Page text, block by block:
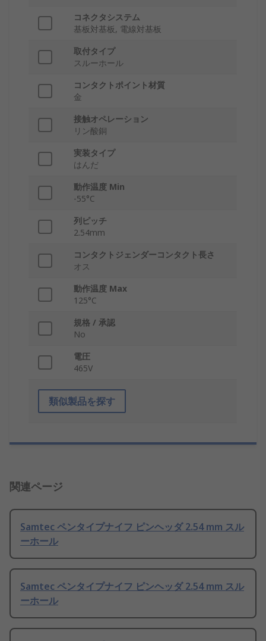
コネクタシステム
基板対基板, 電線対基板
取付タイプ
スルーホール
コンタクトポイント材質
金
接触オペレーション
リン酸銅
実装タイプ
はんだ
動作温度 Min
-55°C
列ピッチ
2.54mm
コンタクトジェンダーコンタクト長さ
オス
動作温度 Max
125°C
規格 / 承認
No
電圧
465V
類似製品を探す
関連ページ
Samtec ペンタイプナイフ ピンヘッダ 2.54 mm スル
ーホール
Samtec ペンタイプナイフ ピンヘッダ 2.54 mm スル
ーホール